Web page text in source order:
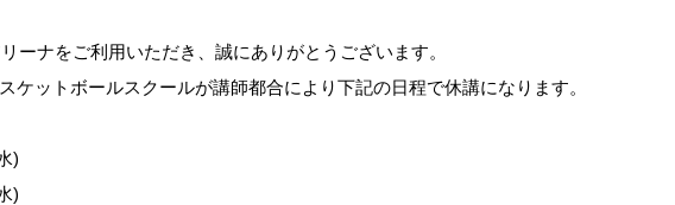
ーナをご利用いただき、誠にありがとうございます。
ケットボールスクールが講師都合により下記の日程で休講になります。
)
)